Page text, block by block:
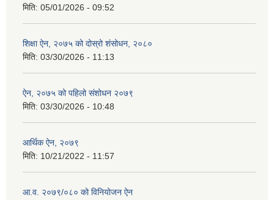
मिति: 05/01/2026 - 09:52
शिक्षा ऐन, २०७५ को दोस्रो शंसोधन, २०८०
मिति: 03/30/2026 - 11:13
ऐन, २०७५ को पहिलो संशोधन २०७९
मिति: 03/30/2026 - 10:48
आर्थिक ऐन, २०७९
मिति: 10/21/2022 - 11:57
आ.व. २०७९/०८० को विनियोजन ऐन